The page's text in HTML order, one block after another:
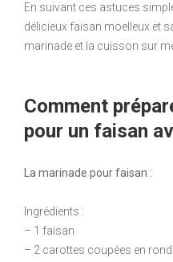
En suivant ces astuces
délicieux faisan moelleux et
marinade et la cuisson sur
Comment
pour un faisan
La marinade pour faisan :
Ingrédients :
– 1 faisan
– 2 carottes coupées en